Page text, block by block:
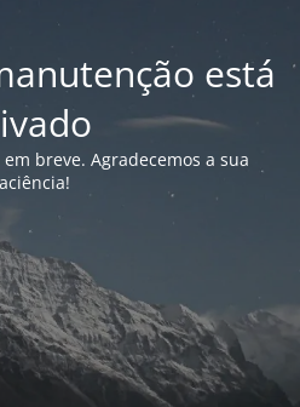
está
breve. Agradecemos a sua